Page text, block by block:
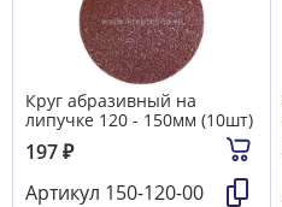
Круг абразивный на
липучке 120 - 150мм (10шт)
197₽
Артикул 150-120-00